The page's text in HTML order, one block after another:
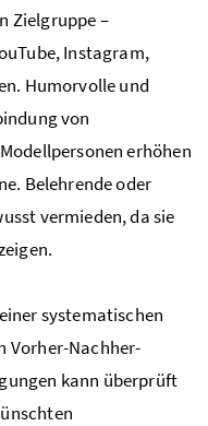
Zielgruppe –
Instagram,
Humorvolle und
von
erhöhen
Belehrende oder
vermieden, da sie
systematischen
Vorher-Nachher-
kann überprüft